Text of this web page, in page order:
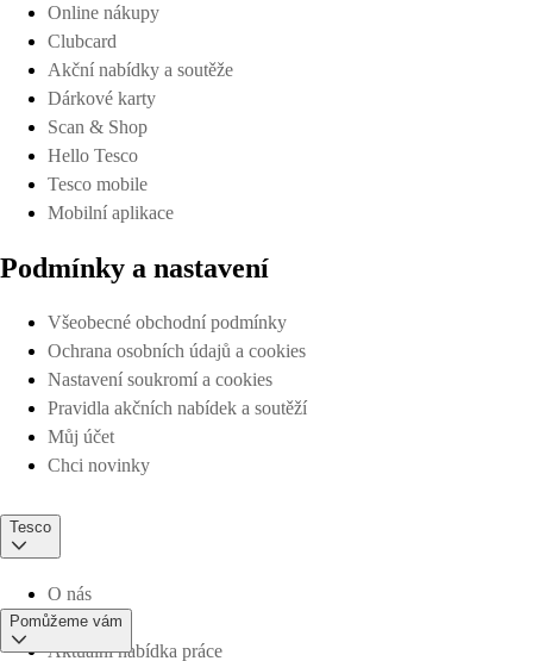
Online nákupy
Clubcard
Akční nabídky a soutěže
Dárkové karty
Scan & Shop
Hello Tesco
Tesco mobile
Mobilní aplikace
Podmínky a nastavení
Všeobecné obchodní podmínky
Ochrana osobních údajů a cookies
Nastavení soukromí a cookies
Pravidla akčních nabídek a soutěží
Můj účet
Chci novinky
Tesco
O nás
Aktuální nabídka práce
Pomůžeme vám